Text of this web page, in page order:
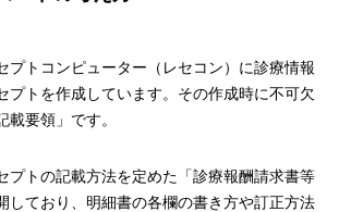
プトコンピューター（レセコン）に診療情報
プトを作成しています。その作成時に不可欠
載要領」です。
プトの記載方法を定めた「診療報酬請求書等
しており、明細書の各欄の書き方や訂正方法